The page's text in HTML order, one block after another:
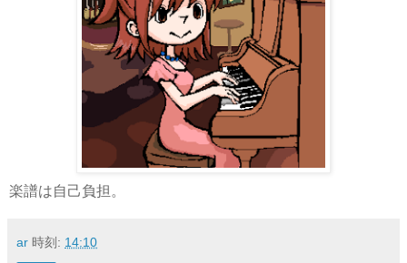
楽譜は自己負担。
ar 時刻: 14:10